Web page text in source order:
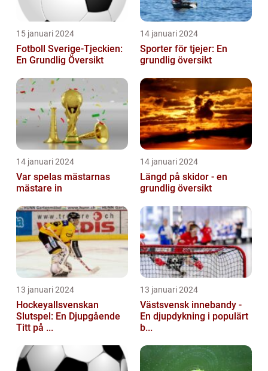
15 januari 2024
Fotboll Sverige-Tjeckien:
En Grundlig Översikt
14 januari 2024
Sporter för tjejer: En
grundlig översikt
14 januari 2024
Var spelas mästarnas
mästare in
14 januari 2024
Längd på skidor - en
grundlig översikt
13 januari 2024
Hockeyallsvenskan
Slutspel: En Djupgående
Titt på ...
13 januari 2024
Västsvensk innebandy -
En djupdykning i populärt
b...